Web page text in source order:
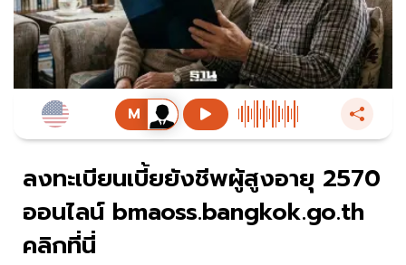
ลงทะเบียนเบี้ยยังชีพผู้สูงอายุ 2570
ออนไลน์ bmaoss.bangkok.go.th
คลิกที่นี่